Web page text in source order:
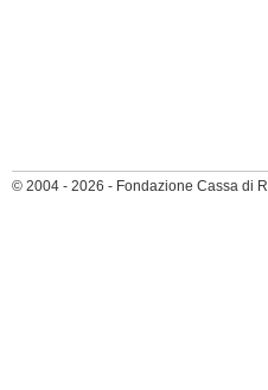
© 2004 - 2026 - Fondazione Cassa di